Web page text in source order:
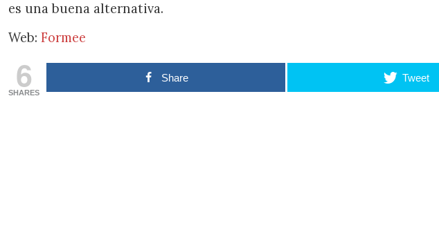
es una buena alternativa.
Web: Formee
6
SHARES
Share Tweet